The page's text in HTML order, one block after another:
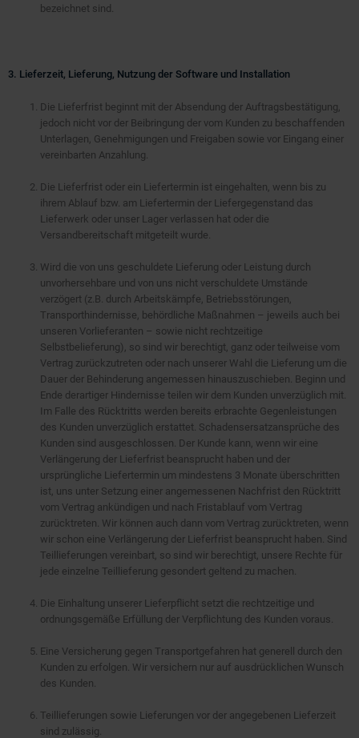
bezeichnet sind.
3. Lieferzeit, Lieferung, Nutzung der Software und Installation
Die Lieferfrist beginnt mit der Absendung der Auftragsbestätigung,
jedoch nicht vor der Beibringung der vom Kunden zu beschaffenden
Unterlagen, Genehmigungen und Freigaben sowie vor Eingang einer
vereinbarten Anzahlung.
Die Lieferfrist oder ein Liefertermin ist eingehalten, wenn bis zu
ihrem Ablauf bzw. am Liefertermin der Liefergegenstand das
Lieferwerk oder unser Lager verlassen hat oder die
Versandbereitschaft mitgeteilt wurde.
Wird die von uns geschuldete Lieferung oder Leistung durch
unvorhersehbare und von uns nicht verschuldete Umstände
verzögert (z.B. durch Arbeitskämpfe, Betriebsstörungen,
Transporthindernisse, behördliche Maßnahmen – jeweils auch bei
unseren Vorlieferanten – sowie nicht rechtzeitige
Selbstbelieferung), so sind wir berechtigt, ganz oder teilweise vom
Vertrag zurückzutreten oder nach unserer Wahl die Lieferung um die
Dauer der Behinderung angemessen hinauszuschieben. Beginn und
Ende derartiger Hindernisse teilen wir dem Kunden unverzüglich mit.
Im Falle des Rücktritts werden bereits erbrachte Gegenleistungen
des Kunden unverzüglich erstattet. Schadensersatzansprüche des
Kunden sind ausgeschlossen. Der Kunde kann, wenn wir eine
Verlängerung der Lieferfrist beansprucht haben und der
ursprüngliche Liefertermin um mindestens 3 Monate überschritten
ist, uns unter Setzung einer angemessenen Nachfrist den Rücktritt
vom Vertrag ankündigen und nach Fristablauf vom Vertrag
zurücktreten. Wir können auch dann vom Vertrag zurücktreten, wenn
wir schon eine Verlängerung der Lieferfrist beansprucht haben. Sind
Teillieferungen vereinbart, so sind wir berechtigt, unsere Rechte für
jede einzelne Teillieferung gesondert geltend zu machen.
Die Einhaltung unserer Lieferpflicht setzt die rechtzeitige und
ordnungsgemäße Erfüllung der Verpflichtung des Kunden voraus.
Eine Versicherung gegen Transportgefahren hat generell durch den
Kunden zu erfolgen. Wir versichern nur auf ausdrücklichen Wunsch
des Kunden.
Teillieferungen sowie Lieferungen vor der angegebenen Lieferzeit
sind zulässig.